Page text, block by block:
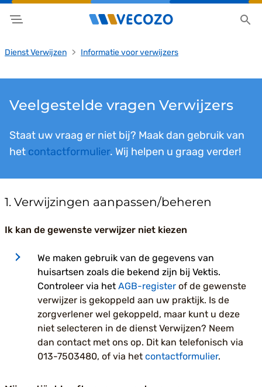
Dienst Verwijzen Informatie voor verwijzers
Veelgestelde vragen Verwijzers
Staat uw vraag er niet bij? Maak dan gebruik van
het contactformulier. Wij helpen u graag verder!
1. Verwijzingen aanpassen/beheren
Ik kan de gewenste verwijzer niet kiezen
We maken gebruik van de gegevens van
huisartsen zoals die bekend zijn bij Vektis.
Controleer via het AGB-register of de gewenste
verwijzer is gekoppeld aan uw praktijk. Is de
zorgverlener wel gekoppeld, maar kunt u deze
niet selecteren in de dienst Verwijzen? Neem
dan contact met ons op. Dit kan telefonisch via
013-7503480, of via het contactformulier.